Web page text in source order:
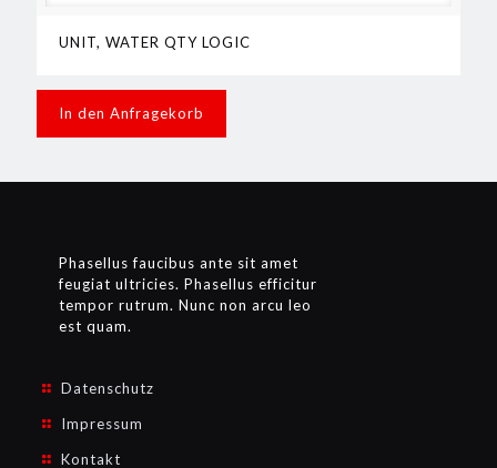
UNIT, WATER QTY LOGIC
In den Anfragekorb
Phasellus faucibus ante sit amet
feugiat ultricies. Phasellus efficitur
tempor rutrum. Nunc non arcu leo
est quam.
Datenschutz
Impressum
Kontakt